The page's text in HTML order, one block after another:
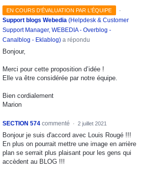
EN COURS D'ÉVALUATION PAR L'ÉQUIPE
·
Support blogs Webedia (Helpdesk & Customer
Support Manager, WEBEDIA - Overblog -
Canalblog - Eklablog) a répondu
Bonjour,
Merci pour cette proposition d’idée !
Elle va être considérée par notre équipe.
Bien cordialement
Marion
SECTION 574 commenté · 2 juillet 2021
Bonjour je suis d'accord avec Louis Rougé !!!
En plus on pourrait mettre une image en arrière
plan se serrait plus plaisant pour les gens qui
accèdent au BLOG !!!